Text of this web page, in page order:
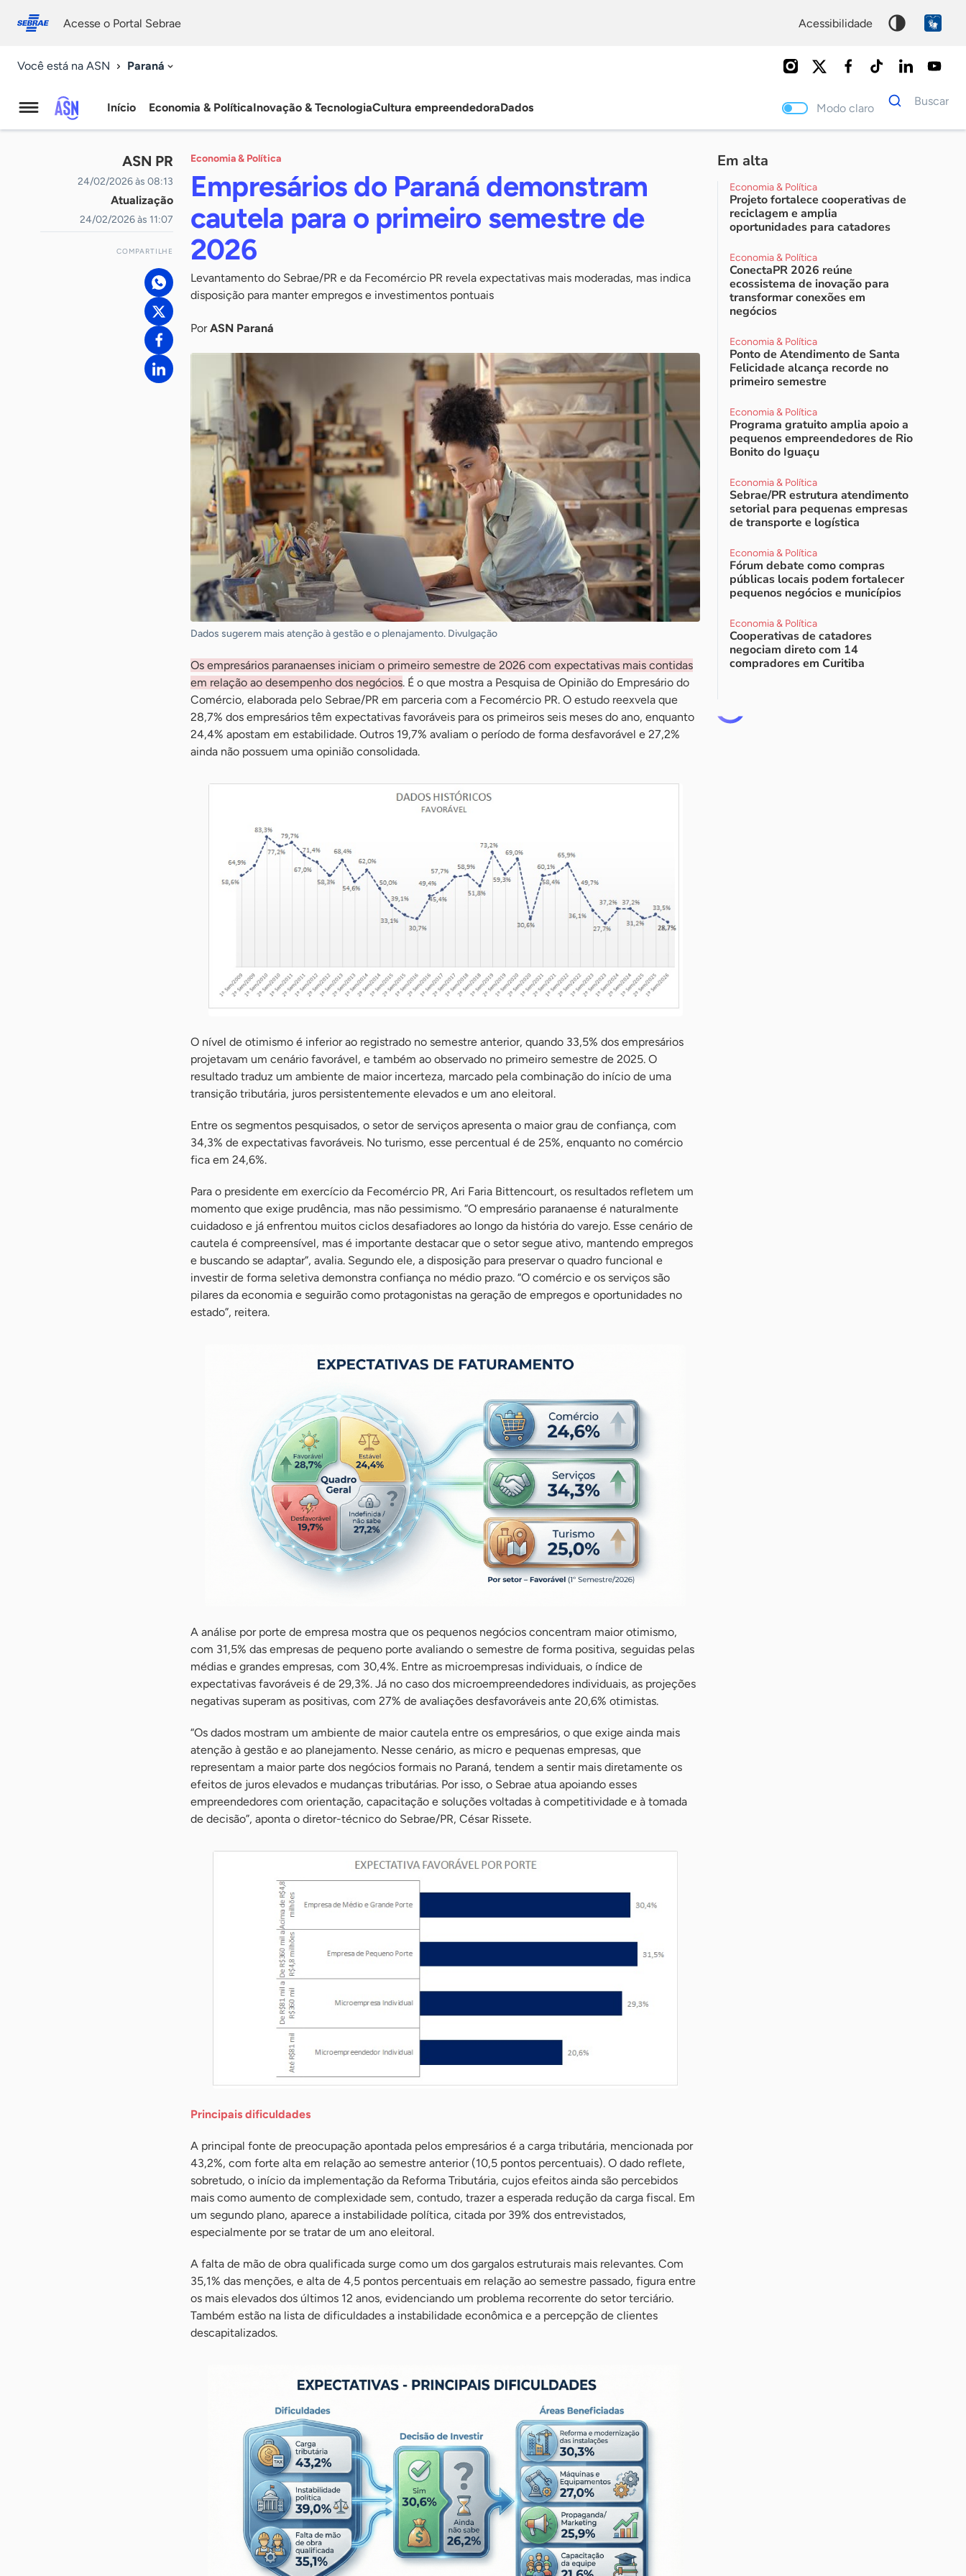
conosco
Acesse o Portal Sebrae acessibilidade
Você está na ASN Paraná
Agência
Sebrae
de
Notícias
Início Economia & PolíticaInovação & TecnologiaCultura empreendedoraDados Modo claro
Dados
para
Buscar
ASN PR
24/02/2026 às 08:13
Atualização
24/02/2026 às 11:07
COMPARTILHE
Economia & Política
Empresários do Paraná demonstram
cautela para o primeiro semestre de
2026
Levantamento do Sebrae/PR e da Fecomércio PR revela expectativas mais moderadas, mas indica
disposição para manter empregos e investimentos pontuais
PorASN Paraná
Dados sugerem mais atenção à gestão e o plenajamento. Divulgação
Os empresários paranaenses iniciam o primeiro semestre de 2026 com expectativas mais contidas
em relação ao desempenho dos negócios. É o que mostra a Pesquisa de Opinião do Empresário do
Comércio, elaborada pelo Sebrae/PR em parceria com a Fecomércio PR. O estudo reexvela que
28,7% dos empresários têm expectativas favoráveis para os primeiros seis meses do ano, enquanto
24,4% apostam em estabilidade. Outros 19,7% avaliam o período de forma desfavorável e 27,2%
ainda não possuem uma opinião consolidada.
O nível de otimismo é inferior ao registrado no semestre anterior, quando 33,5% dos empresários
projetavam um cenário favorável, e também ao observado no primeiro semestre de 2025. O
resultado traduz um ambiente de maior incerteza, marcado pela combinação do início de uma
transição tributária, juros persistentemente elevados e um ano eleitoral.
Entre os segmentos pesquisados, o setor de serviços apresenta o maior grau de confiança, com
34,3% de expectativas favoráveis. No turismo, esse percentual é de 25%, enquanto no comércio
fica em 24,6%.
Para o presidente em exercício da Fecomércio PR, Ari Faria Bittencourt, os resultados refletem um
momento que exige prudência, mas não pessimismo. “O empresário paranaense é naturalmente
cuidadoso e já enfrentou muitos ciclos desafiadores ao longo da história do varejo. Esse cenário de
cautela é compreensível, mas é importante destacar que o setor segue ativo, mantendo empregos
e buscando se adaptar”, avalia. Segundo ele, a disposição para preservar o quadro funcional e
investir de forma seletiva demonstra confiança no médio prazo. “O comércio e os serviços são
pilares da economia e seguirão como protagonistas na geração de empregos e oportunidades no
estado”, reitera.
A análise por porte de empresa mostra que os pequenos negócios concentram maior otimismo,
com 31,5% das empresas de pequeno porte avaliando o semestre de forma positiva, seguidas pelas
médias e grandes empresas, com 30,4%. Entre as microempresas individuais, o índice de
expectativas favoráveis é de 29,3%. Já no caso dos microempreendedores individuais, as projeções
negativas superam as positivas, com 27% de avaliações desfavoráveis ante 20,6% otimistas.
“Os dados mostram um ambiente de maior cautela entre os empresários, o que exige ainda mais
atenção à gestão e ao planejamento. Nesse cenário, as micro e pequenas empresas, que
representam a maior parte dos negócios formais no Paraná, tendem a sentir mais diretamente os
efeitos de juros elevados e mudanças tributárias. Por isso, o Sebrae atua apoiando esses
empreendedores com orientação, capacitação e soluções voltadas à competitividade e à tomada
de decisão”, aponta o diretor-técnico do Sebrae/PR, César Rissete.
Principais dificuldades
A principal fonte de preocupação apontada pelos empresários é a carga tributária, mencionada por
43,2%, com forte alta em relação ao semestre anterior (10,5 pontos percentuais). O dado reflete,
sobretudo, o início da implementação da Reforma Tributária, cujos efeitos ainda são percebidos
mais como aumento de complexidade sem, contudo, trazer a esperada redução da carga fiscal. Em
um segundo plano, aparece a instabilidade política, citada por 39% dos entrevistados,
especialmente por se tratar de um ano eleitoral.
A falta de mão de obra qualificada surge como um dos gargalos estruturais mais relevantes. Com
35,1% das menções, e alta de 4,5 pontos percentuais em relação ao semestre passado, figura entre
os mais elevados dos últimos 12 anos, evidenciando um problema recorrente do setor terciário.
Também estão na lista de dificuldades a instabilidade econômica e a percepção de clientes
descapitalizados.
Em alta
Economia & Política
Projeto fortalece cooperativas de
reciclagem e amplia
oportunidades para catadores
Economia & Política
ConectaPR 2026 reúne
ecossistema de inovação para
transformar conexões em
negócios
Economia & Política
Ponto de Atendimento de Santa
Felicidade alcança recorde no
primeiro semestre
Economia & Política
Programa gratuito amplia apoio a
pequenos empreendedores de Rio
Bonito do Iguaçu
Economia & Política
Sebrae/PR estrutura atendimento
setorial para pequenas empresas
de transporte e logística
Economia & Política
Fórum debate como compras
públicas locais podem fortalecer
pequenos negócios e municípios
Economia & Política
Cooperativas de catadores
negociam direto com 14
compradores em Curitiba